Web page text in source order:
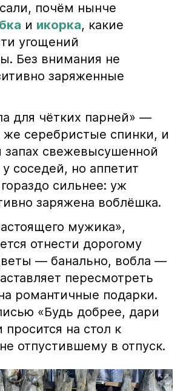
почём нынче
и икорка, какие
угощений
Без внимания не
заряженные
для чётких парней» —
серебристые спинки, и
запах свежевысушенной
соседей, но аппетит
сильнее: уж
заряжена воблёшка.
мужика»,
отнести дорогому
— банально, вобла —
пересмотреть
романтичные подарки.
«Будь добрее, дари
на стол к
отпустившему в отпуск.